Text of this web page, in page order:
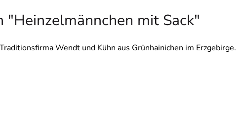
mit Sack"
Wendt und Kühn aus Grünhainichen im Erzgebirge.